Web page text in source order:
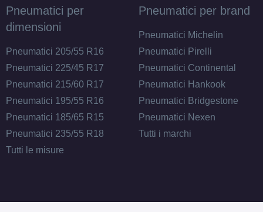
Pneumatici per
dimensioni
Pneumatici 205/55 R16
Pneumatici 225/45 R17
Pneumatici 215/60 R17
Pneumatici 195/55 R16
Pneumatici 185/65 R15
Pneumatici 235/55 R18
Tutti le misure
Pneumatici per brand
Pneumatici Michelin
Pneumatici Pirelli
Pneumatici Continental
Pneumatici Hankook
Pneumatici Bridgestone
Pneumatici Nexen
Tutti i marchi